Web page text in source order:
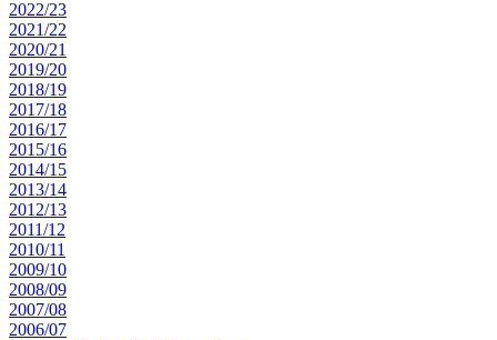
2022/23
2021/22
2020/21
2019/20
2018/19
2017/18
2016/17
2015/16
2014/15
2013/14
2012/13
2011/12
2010/11
2009/10
2008/09
2007/08
2006/07